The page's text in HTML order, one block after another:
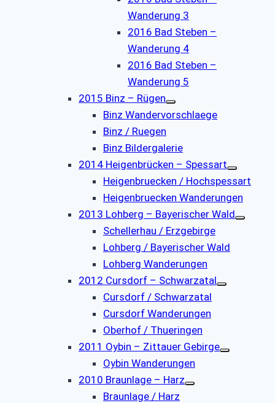
Wanderung 3
2016 Bad Steben –
Wanderung 4
2016 Bad Steben –
Wanderung 5
2015 Binz – Rügen
Binz Wandervorschlaege
Binz / Ruegen
Binz Bildergalerie
2014 Heigenbrücken – Spessart
Heigenbruecken / Hochspessart
Heigenbruecken Wanderungen
2013 Lohberg – Bayerischer Wald
Schellerhau / Erzgebirge
Lohberg / Bayerischer Wald
Lohberg Wanderungen
2012 Cursdorf – Schwarzatal
Cursdorf / Schwarzatal
Cursdorf Wanderungen
Oberhof / Thueringen
2011 Oybin – Zittauer Gebirge
Oybin Wanderungen
2010 Braunlage – Harz
Braunlage / Harz